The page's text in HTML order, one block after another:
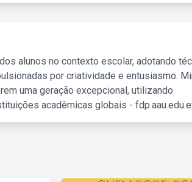
alunos no contexto escolar, adotando
por criatividade e entusiasmo.
uma geração excepcional, utilizando
acadêmicas globais -